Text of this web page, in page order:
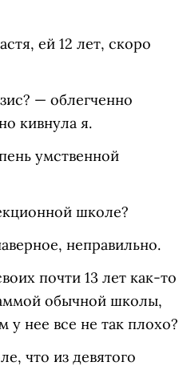
ей 12 лет, скоро
— облегченно
кивнула я.
умственной
школе?
неправильно.
почти 13 лет как-то
обычной школы,
у нее все не так плохо?
что из девятого